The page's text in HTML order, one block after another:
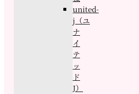
united-
j（ユ
ナ
イ
テ
ッ
ド
J）